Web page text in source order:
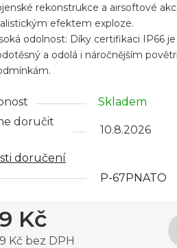
rekonstrukce a airsoftové
efektem exploze.
odolnost: Díky certifikaci IP66
a odolá i náročnějším
Skladem
doručit
10.8.2026
doručení
P-67PNATO
Kč
Kč bez DPH